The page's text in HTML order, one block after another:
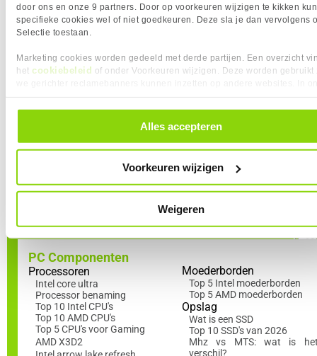
door ons en onze 9 partners. Door op voorkeuren wijzigen te kikken
specifieke cookies wel of niet goedkeuren. Deze sla je dan vervolgens
Selectie toestaan.
Marketing cookies worden gedeeld met derde partijen. Een overzicht
het cookiebeleid of onder Voorkeuren wijzigen. Deze worden gebruikt
toestemming altijd intrekken, dit doe je door in de footer van onze
klikken op ‘Cookievoorkeuren’ onder het kopje ‘Mijn gegevens’.
Alles accepteren
Voorkeuren wijzigen
Weigeren
staat in de fabrieksinstellingen.
gebruiker. Door vertrouwd te raken met het BIOS haal je niet
alleen het maximale uit je hardware maar behoud je ook de
Lees nu ook in de Academy
PC Componenten
Processoren
Intel core ultra
Processor benaming
Top 10 Intel CPU's
Top 10 AMD CPU's
Top 5 CPU's voor Gaming
AMD X3D2
Moederborden
Top 5 Intel moederborden
Top 5 AMD moederborden
Opslag
Wat is een SSD
Top 10 SSD's van 2026
Mhz vs MTS: wat is
verschil?